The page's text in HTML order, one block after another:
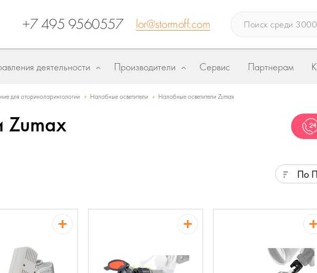
+7 495 9560557 lor@stormoff.com
деятельности Производители Сервис Партнерам
для оториноларингологии » Налобные осветители » Налобные осветители Zumax
Zumax
По